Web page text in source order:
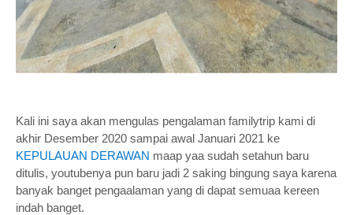
Kali ini saya akan mengulas pengalaman familytrip kami di
akhir Desember 2020 sampai awal Januari 2021 ke
KEPULAUAN DERAWAN maap yaa sudah setahun baru
ditulis, youtubenya pun baru jadi 2 saking bingung saya karena
banyak banget pengaalaman yang di dapat semuaa kereen
indah banget.